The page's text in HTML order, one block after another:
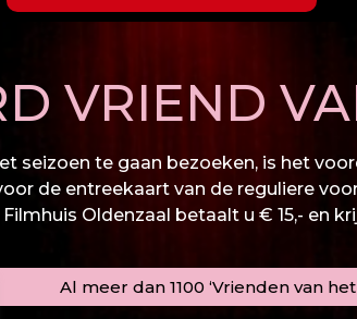
VRIEND
seizoen te gaan bezoeken, is het
de entreekaart van de reguliere
Oldenzaal betaalt u € 15,- en
Al meer dan 1100 ‘Vrienden van